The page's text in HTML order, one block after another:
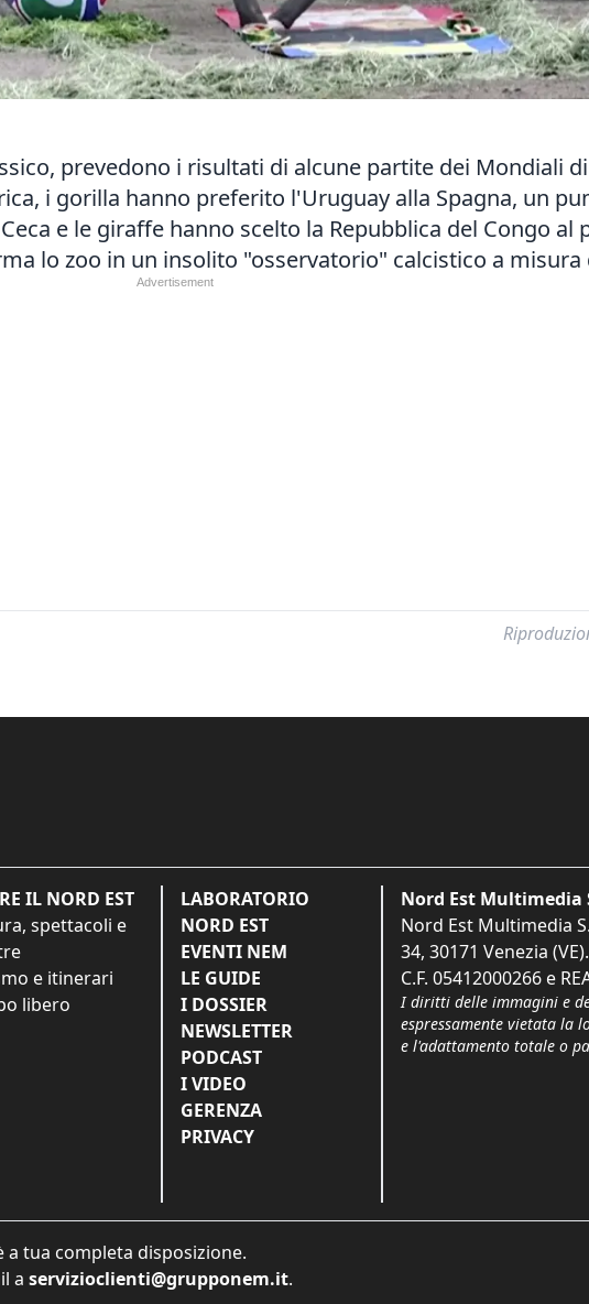
prevedono i risultati di alcune partite dei Mondiali
i gorilla hanno preferito l'Uruguay alla Spagna, un
e le giraffe hanno scelto la Repubblica del Congo al
lo zoo in un insolito "osservatorio" calcistico a misura
IL NORD EST
spettacoli e
e itinerari
libero
LABORATORIO
NORD EST
EVENTI NEM
LE GUIDE
I DOSSIER
NEWSLETTER
PODCAST
I VIDEO
GERENZA
PRIVACY
Nord Est Multimedia
Nord Est Multimedia
34, 30171 Venezia
C.F. 05412000266 e
I diritti delle immagini e
espressamente vietata la
e l'adattamento totale o
a tua completa disposizione.
a servizioclienti@grupponem.it.